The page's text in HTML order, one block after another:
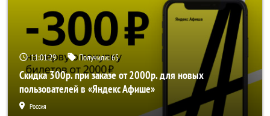
11:01:28 Получили:65
Скидка 300р. при заказе от 2000р. для новых
пользователей в «Яндекс Афише»
Россия